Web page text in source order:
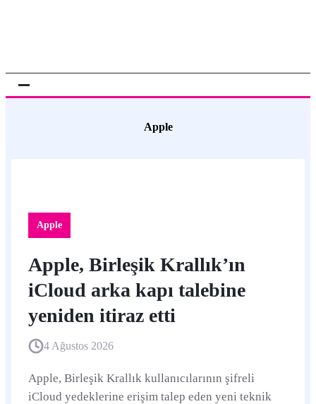
Apple
Apple
Apple, Birleşik Krallık’ın
iCloud arka kapı talebine
yeniden itiraz etti
4 Ağustos 2026
Apple, Birleşik Krallık kullanıcılarının şifreli
iCloud yedeklerine erişim talep eden yeni teknik